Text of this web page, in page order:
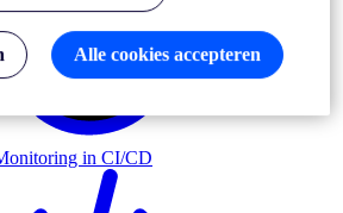
in CI/CD
Alle cookies accepteren